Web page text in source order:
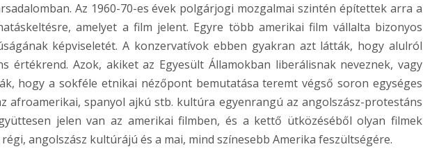
Az 1960-70-es évek polgárjogi mozgalmai szintén építettek arra a
amelyet a film jelent. Egyre több amerikai film vállalta bizonyos
képviseletét. A konzervatívok ebben gyakran azt látták, hogy alulról
értékrend. Azok, akiket az Egyesült Államokban liberálisnak neveznek, vagy
hogy a sokféle etnikai nézőpont bemutatása teremt végső soron egységes
afroamerikai, spanyol ajkú stb. kultúra egyenrangú az angolszász-protestáns
jelen van az amerikai filmben, és a kettő ütközéséből olyan filmek
angolszász kultúrájú és a mai, mind színesebb Amerika feszültségére.